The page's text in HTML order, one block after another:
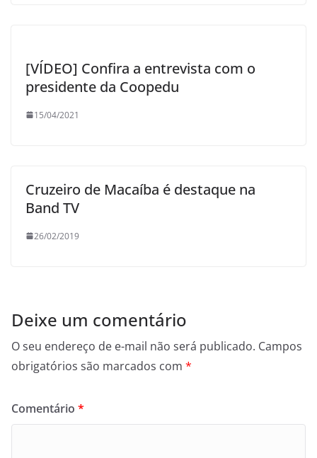
[VÍDEO] Confira a entrevista com o
presidente da Coopedu
15/04/2021
Cruzeiro de Macaíba é destaque na
Band TV
26/02/2019
Deixe um comentário
O seu endereço de e-mail não será publicado. Campos
obrigatórios são marcados com *
Comentário *